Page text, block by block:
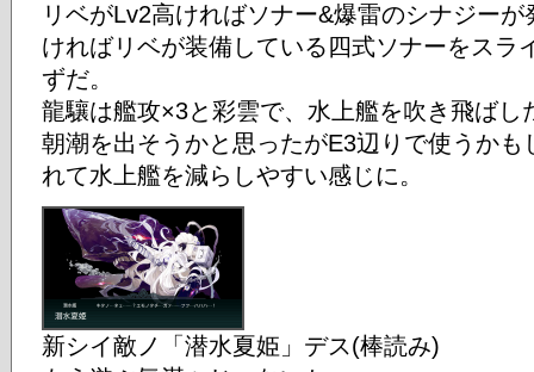
リベがLv2高ければソナー&爆雷のシナジー
ければリベが装備している四式ソナーをスラ
ずだ。
龍驤は艦攻×3と彩雲で、水上艦を吹き飛ばし
朝潮を出そうかと思ったがE3辺りで使うか
れて水上艦を減らしやすい感じに。
新シイ敵ノ「潜水夏姫」デス(棒読み)